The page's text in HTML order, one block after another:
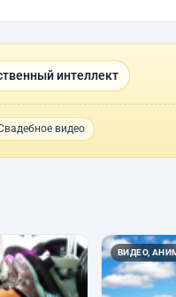
интеллект
видео
ВИДЕО,